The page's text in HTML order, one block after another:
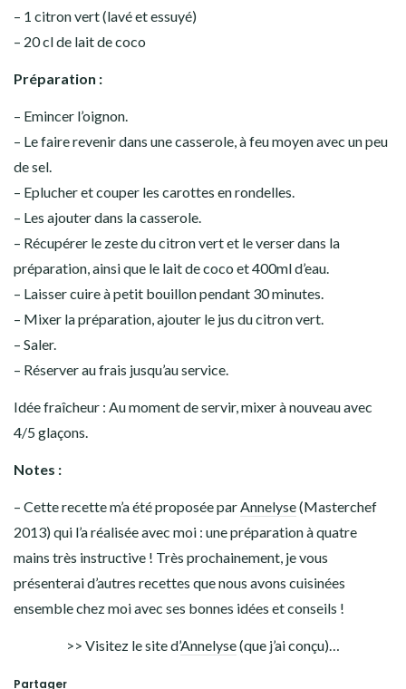
– 1 citron vert (lavé et essuyé)
– 20 cl de lait de coco
Préparation :
– Emincer l’oignon.
– Le faire revenir dans une casserole, à feu moyen avec un peu
de sel.
– Eplucher et couper les carottes en rondelles.
– Les ajouter dans la casserole.
– Récupérer le zeste du citron vert et le verser dans la
préparation, ainsi que le lait de coco et 400ml d’eau.
– Laisser cuire à petit bouillon pendant 30 minutes.
– Mixer la préparation, ajouter le jus du citron vert.
– Saler.
– Réserver au frais jusqu’au service.
Idée fraîcheur : Au moment de servir, mixer à nouveau avec
4/5 glaçons.
Notes :
– Cette recette m’a été proposée par Annelyse(Masterchef
2013) qui l’a réalisée avec moi : une préparation à quatre
mains très instructive ! Très prochainement, je vous
présenterai d’autres recettes que nous avons cuisinées
ensemble chez moi avec ses bonnes idées et conseils !
>> Visitez le site d’Annelyse(que j’ai conçu)…
Partager